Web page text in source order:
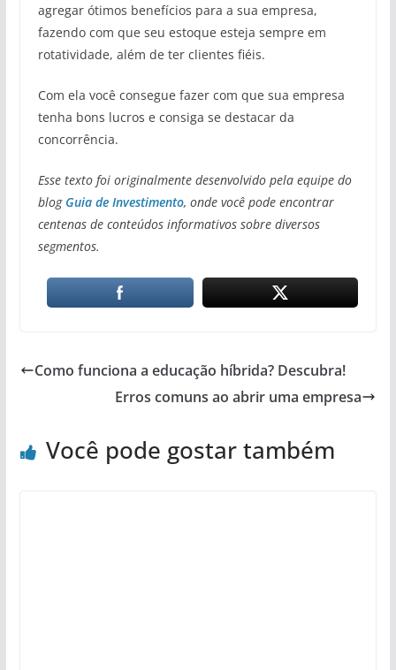
agregar ótimos benefícios para a sua empresa,
fazendo com que seu estoque esteja sempre em
rotatividade, além de ter clientes fiéis.
Com ela você consegue fazer com que sua empresa
tenha bons lucros e consiga se destacar da
concorrência.
Esse texto foi originalmente desenvolvido pela equipe do
blog Guia de Investimento, onde você pode encontrar
centenas de conteúdos informativos sobre diversos
segmentos.
Como funciona a educação híbrida? Descubra!
Erros comuns ao abrir uma empresa
Você pode gostar também